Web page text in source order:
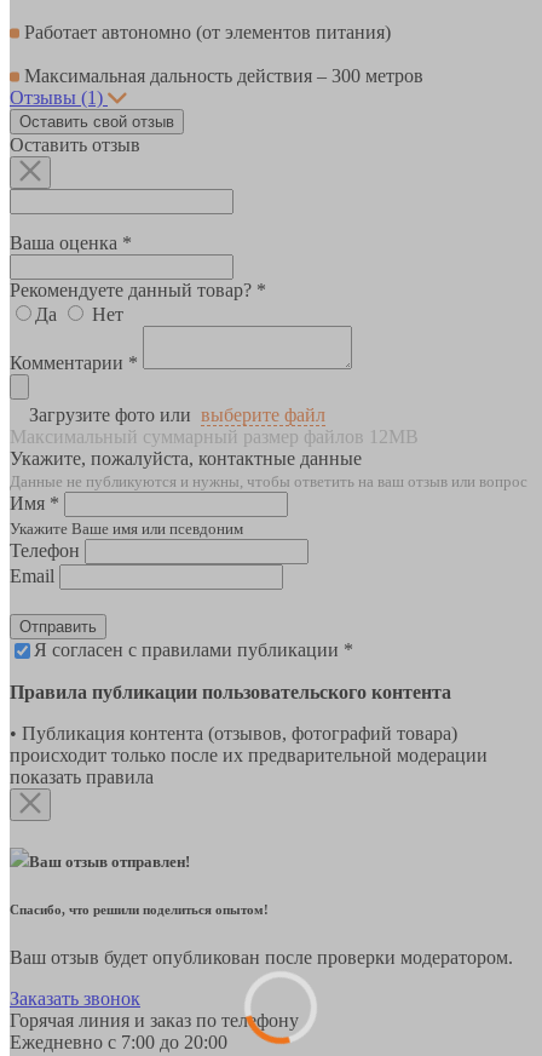
Работает автономно (от элементов питания)
Максимальная дальность действия – 300 метров
Отзывы (1)
Оставить свой отзыв
Оставить отзыв
Ваша оценка *
Рекомендуете данный товар? *
Да
Нет
Комментарии *
Загрузите фото или выберите файл
Максимальный суммарный размер файлов 12MB
Укажите, пожалуйста, контактные данные
Данные не публикуются и нужны, чтобы ответить на ваш отзыв или вопрос
Имя *
Укажите Ваше имя или псевдоним
Телефон
Email
Отправить
Я согласен с правилами публикации *
Правила публикации пользовательского контента
• Публикация контента (отзывов, фотографий товара)
происходит только после их предварительной модерации
показать правила
Ваш отзыв отправлен!
Спасибо, что решили поделиться опытом!
Ваш отзыв будет опубликован после проверки модератором.
Заказать звонок
Горячая линия и заказ по телефону
Ежедневно с 7:00 до 20:00